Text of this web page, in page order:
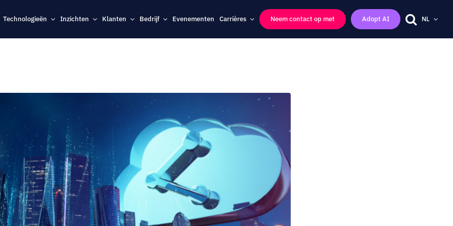
Technologieën Inzichten Klanten Bedrijf Evenementen Carrières Neem contact op met Adopt AI NL